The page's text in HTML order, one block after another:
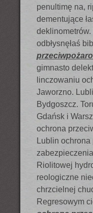
penultimę na,
dementujące
odbłysnęłaś
gimnasto
linczowaniu
Jaworzno.
Bydgoszcz.
Gdańsk i
ochrona
Lublin ochrona
Riolitowej
reologiczne
chrzcielnej
Regresowym